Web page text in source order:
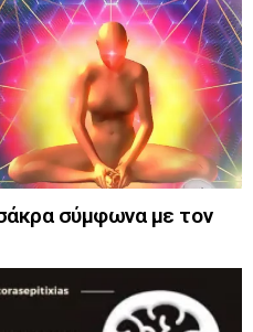
σύμφωνα με τον